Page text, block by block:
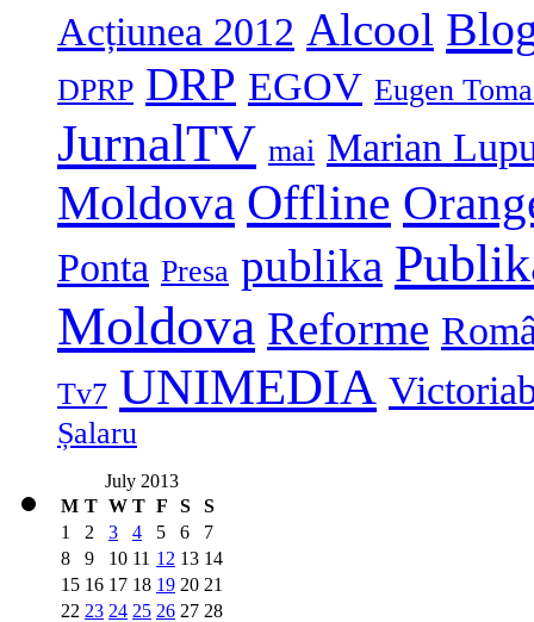
Acțiunea 2012 Alcool
DPRP DRP EGOV Eugen
JurnalTV mai Marian
Moldova Offline
Ponta Presa publika
Moldova Reforme
Tv7 UNIMEDIA
Șalaru
July 2013
M T W T F S S
1 2 3 4 5 6
7
8
9 10 11 12 13 14
15 16 17 18 19 20 21
22 23 24 25 26 27 28